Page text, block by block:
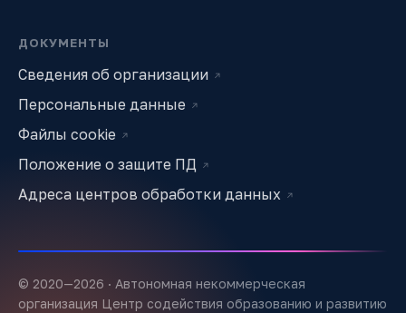
ДОКУМЕНТЫ
Сведения об организации ↗
Персональные данные ↗
Файлы cookie ↗
Положение о защите ПД ↗
Адреса центров обработки данных ↗
© 2020—2026 · Автономная некоммерческая
организация Центр содействия образованию и развитию